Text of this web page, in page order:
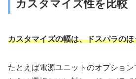
カスタマイズ性を比較
カスタマイズの幅は、ドスパラの
たとえば電源ユニットのオプショ